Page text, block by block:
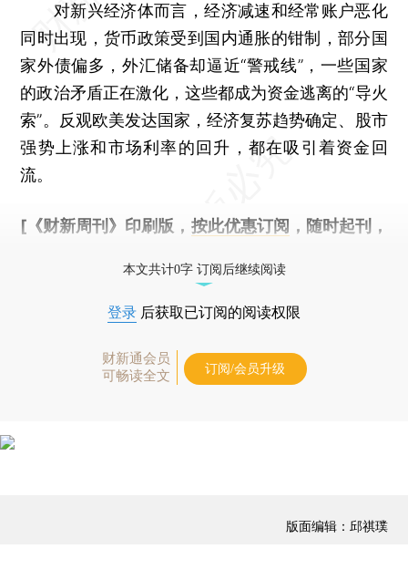
对新兴经济体而言，经济减速和经常账户恶化
同时出现，货币政策受到国内通胀的钳制，部分国
家外债偏多，外汇储备却逼近“警戒线”，一些国家
的政治矛盾正在激化，这些都成为资金逃离的“导火
索”。反观欧美发达国家，经济复苏趋势确定、股市
强势上涨和市场利率的回升，都在吸引着资金回
流。
[《财新周刊》印刷版， 按此优惠订阅 ，随时起刊，
本文共计0字 订阅后继续阅读
登录 后获取已订阅的阅读权限
财新通会员
可畅读全文
订阅/会员升级
版面编辑：邱祺璞